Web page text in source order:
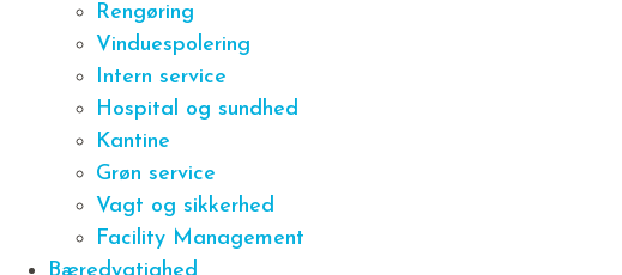
Rengøring
Vinduespolering
Intern service
Hospital og sundhed
Kantine
Grøn service
Vagt og sikkerhed
Facility Management